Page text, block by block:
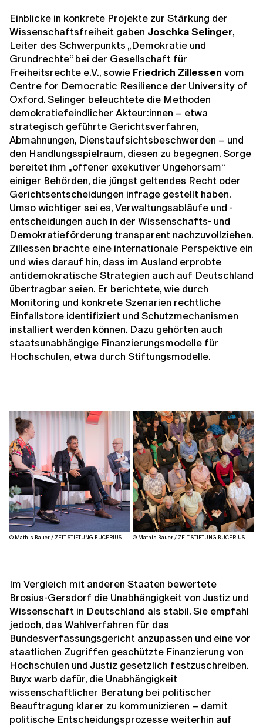
Einblicke in konkrete Projekte zur Stärkung der
Wissenschaftsfreiheit gaben Joschka Selinger,
Leiter des Schwerpunkts „Demokratie und
Grundrechte“ bei der Gesellschaft für
Freiheitsrechte e.V., sowie Friedrich Zillessen vom
Centre for Democratic Resilience der University of
Oxford. Selinger beleuchtete die Methoden
demokratiefeindlicher Akteur:innen – etwa
strategisch geführte Gerichtsverfahren,
Abmahnungen, Dienstaufsichtsbeschwerden – und
den Handlungsspielraum, diesen zu begegnen. Sorge
bereitet ihm „offener exekutiver Ungehorsam“
einiger Behörden, die jüngst geltendes Recht oder
Gerichtsentscheidungen infrage gestellt haben.
Umso wichtiger sei es, Verwaltungsabläufe und -
entscheidungen auch in der Wissenschafts- und
Demokratieförderung transparent nachzuvollziehen.
Zillessen brachte eine internationale Perspektive ein
und wies darauf hin, dass im Ausland erprobte
antidemokratische Strategien auch auf Deutschland
übertragbar seien. Er berichtete, wie durch
Monitoring und konkrete Szenarien rechtliche
Einfallstore identifiziert und Schutzmechanismen
installiert werden können. Dazu gehörten auch
staatsunabhängige Finanzierungsmodelle für
Hochschulen, etwa durch Stiftungsmodelle.
© Mathis Bauer / ZEIT STIFTUNG BUCERIUS © Mathis Bauer / ZEIT STIFTUNG BUCERIUS
Im Vergleich mit anderen Staaten bewertete
Brosius-Gersdorf die Unabhängigkeit von Justiz und
Wissenschaft in Deutschland als stabil. Sie empfahl
jedoch, das Wahlverfahren für das
Bundesverfassungsgericht anzupassen und eine vor
staatlichen Zugriffen geschützte Finanzierung von
Hochschulen und Justiz gesetzlich festzuschreiben.
Buyx warb dafür, die Unabhängigkeit
wissenschaftlicher Beratung bei politischer
Beauftragung klarer zu kommunizieren – damit
politische Entscheidungsprozesse weiterhin auf